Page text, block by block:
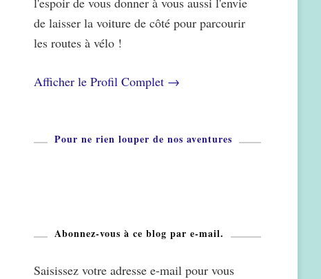
de laisser la voiture de côté pour parcourir
les routes à vélo !
Afficher le Profil Complet →
Pour ne rien louper de nos aventures
Abonnez-vous à ce blog par e-mail.
Saisissez votre adresse e-mail pour vous